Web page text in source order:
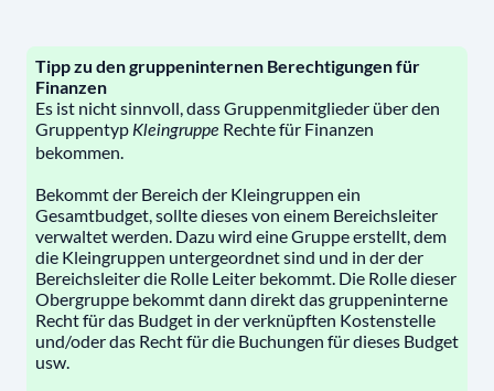
Tippzu den gruppeninternen Berechtigungen für
Finanzen
Es ist nicht sinnvoll, dass Gruppenmitglieder über den
Gruppentyp Kleingruppe Rechte für Finanzen
bekommen.
Bekommt der Bereich der Kleingruppen ein
Gesamtbudget, sollte dieses von einem Bereichsleiter
verwaltet werden. Dazu wird eine Gruppe erstellt, dem
die Kleingruppen untergeordnet sind und in der der
Bereichsleiter die Rolle Leiter bekommt. Die Rolle dieser
Obergruppe bekommt dann direkt das gruppeninterne
Recht für das Budget in der verknüpften Kostenstelle
und/oder das Recht für die Buchungen für dieses Budget
usw.